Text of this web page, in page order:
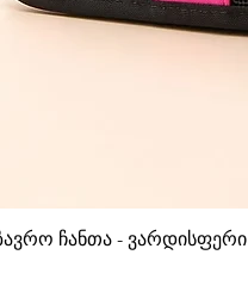
ჩანთა - ვარდისფერი